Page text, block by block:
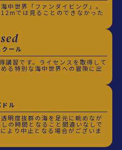
中世界「ファンダイビング」。
では見ることのできなかった
ール
講習です。ライセンスを取得して
る特別な海中世界への冒険に出
ル
明度抜群の海を足元に眺めなが
の時間となること間違いなしで
より中止となる場合がございま